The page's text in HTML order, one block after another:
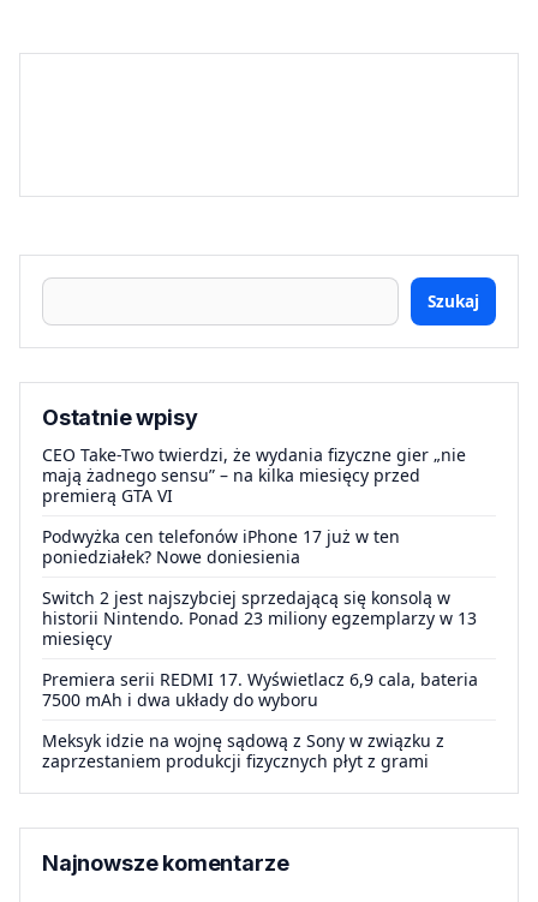
Szukaj
Ostatnie wpisy
CEO Take-Two twierdzi, że wydania fizyczne gier „nie
mają żadnego sensu” – na kilka miesięcy przed
premierą GTA VI
Podwyżka cen telefonów iPhone 17 już w ten
poniedziałek? Nowe doniesienia
Switch 2 jest najszybciej sprzedającą się konsolą w
historii Nintendo. Ponad 23 miliony egzemplarzy w 13
miesięcy
Premiera serii REDMI 17. Wyświetlacz 6,9 cala, bateria
7500 mAh i dwa układy do wyboru
Meksyk idzie na wojnę sądową z Sony w związku z
zaprzestaniem produkcji fizycznych płyt z grami
Najnowsze komentarze